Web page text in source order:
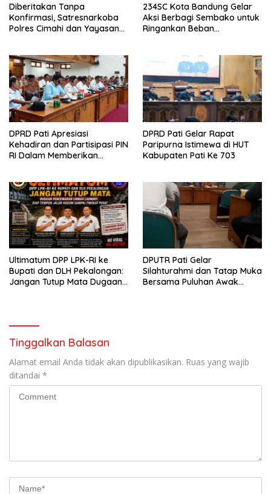
Diberitakan Tanpa
Konfirmasi, Satresnarkoba
Polres Cimahi dan Yayasan
234SC Kota Bandung Gelar
Aksi Berbagi Sembako untuk
Ringankan Beban
DPRD Pati Apresiasi
Kehadiran dan Partisipasi PIN
RI Dalam Memberikan
DPRD Pati Gelar Rapat
Paripurna Istimewa di HUT
Kabupaten Pati Ke 703
Ultimatum DPP LPK-RI ke
Bupati dan DLH Pekalongan:
Jangan Tutup Mata Dugaan
DPUTR Pati Gelar
Silahturahmi dan Tatap Muka
Bersama Puluhan Awak
Tinggalkan Balasan
Alamat email Anda tidak akan dipublikasikan. Ruas yang wajib
ditandai *